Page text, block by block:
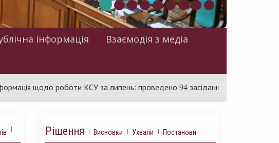
інформація
Взаємодія з медіа
щодо роботи КСУ за липень: проведено 94 засідання та ухвалено 85 актів
Рішення Висновки Ухвали Постанови